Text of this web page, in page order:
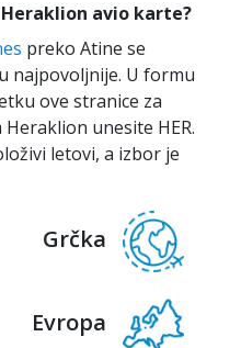
avio karte?
preko Atine se
najpovoljnije. U formu
ove stranice za
unesite HER.
letovi, a izbor je
Grčka
Evropa